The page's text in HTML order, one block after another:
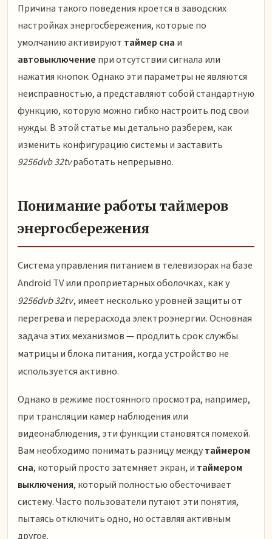
Причина такого поведения кроется в заводских
настройках энергосбережения, которые по
умолчанию активируют таймер сна и
автовыключение при отсутствии сигнала или
нажатия кнопок. Однако эти параметры не являются
неисправностью, а представляют собой стандартную
функцию, которую можно гибко настроить под свои
нужды. В этой статье мы детально разберем, как
изменить конфигурацию системы и заставить
9256dvb 32tvработать непрерывно.
Понимание работы таймеров
энергосбережения
Система управления питанием в телевизорах на базе
Android TV или проприетарных оболочках, как у
9256dvb 32tv, имеет несколько уровней защиты от
перегрева и перерасхода электроэнергии. Основная
задача этих механизмов — продлить срок службы
матрицы и блока питания, когда устройство не
используется активно.
Однако в режиме постоянного просмотра, например,
при трансляции камер наблюдения или
видеонаблюдения, эти функции становятся помехой.
Вам необходимо понимать разницу междутаймером
сна, который просто затемняет экран, и таймером
выключения, который полностью обесточивает
систему. Часто пользователи путают эти понятия,
пытаясь отключить одно, но оставляя активным
другое.